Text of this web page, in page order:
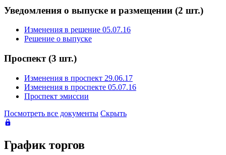
Уведомления о выпуске и размещении (2 шт.)
Изменения в решение 05.07.16
Решение о выпуске
Проспект (3 шт.)
Изменения в проспект 29.06.17
Изменения в проспекте 05.07.16
Проспект эмиссии
Посмотреть все документы Скрыть
График торгов